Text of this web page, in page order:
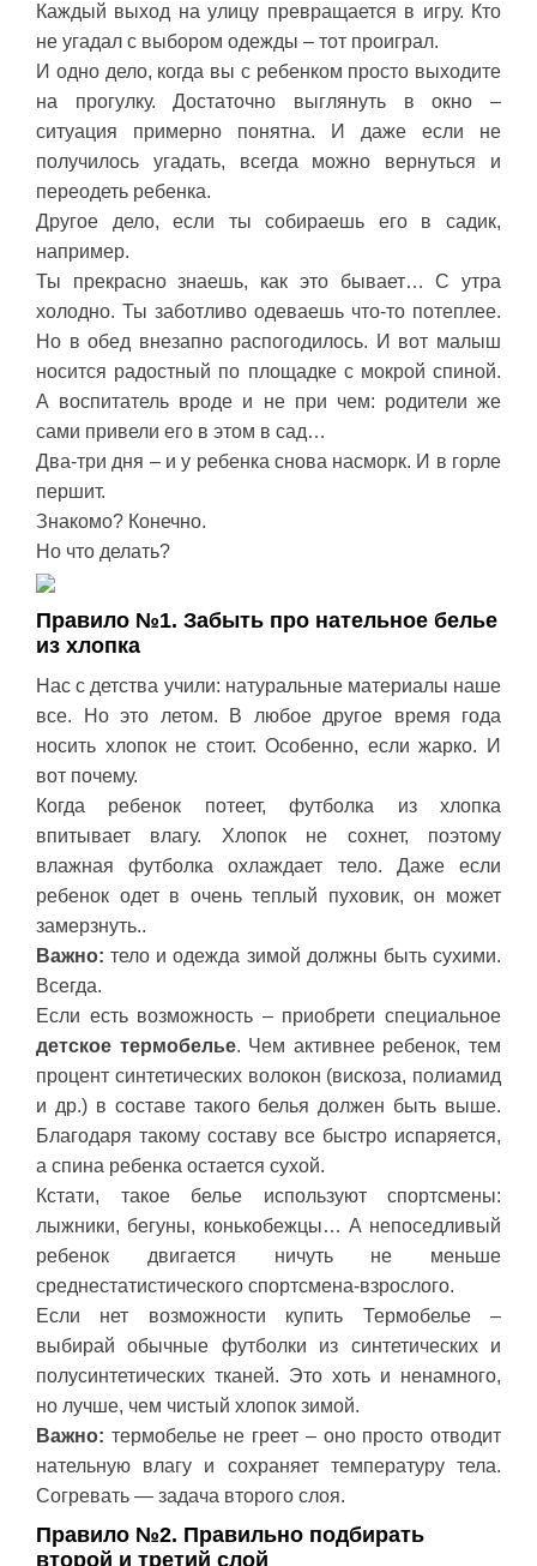
Каждый выход на улицу превращается в игру. Кто
не угадал с выбором одежды – тот проиграл.
И одно дело, когда вы с ребенком просто выходите
на прогулку. Достаточно выглянуть в окно –
ситуация примерно понятна. И даже если не
получилось угадать, всегда можно вернуться и
переодеть ребенка.
Другое дело, если ты собираешь его в садик,
например.
Ты прекрасно знаешь, как это бывает… С утра
холодно. Ты заботливо одеваешь что-то потеплее.
Но в обед внезапно распогодилось. И вот малыш
носится радостный по площадке с мокрой спиной.
А воспитатель вроде и не при чем: родители же
сами привели его в этом в сад…
Два-три дня – и у ребенка снова насморк. И в горле
першит.
Знакомо? Конечно.
Но что делать?
Правило №1. Забыть про нательное белье
из хлопка
Нас с детства учили: натуральные материалы наше
все. Но это летом. В любое другое время года
носить хлопок не стоит. Особенно, если жарко. И
вот почему.
Когда ребенок потеет, футболка из хлопка
впитывает влагу. Хлопок не сохнет, поэтому
влажная футболка охлаждает тело. Даже если
ребенок одет в очень теплый пуховик, он может
замерзнуть..
Важно: тело и одежда зимой должны быть сухими.
Всегда.
Если есть возможность – приобрети специальное
детское термобелье. Чем активнее ребенок, тем
процент синтетических волокон (вискоза, полиамид
и др.) в составе такого белья должен быть выше.
Благодаря такому составу все быстро испаряется,
а спина ребенка остается сухой.
Кстати, такое белье используют спортсмены:
лыжники, бегуны, конькобежцы… А непоседливый
ребенок двигается ничуть не меньше
среднестатистического спортсмена-взрослого.
Если нет возможности купить Термобелье –
выбирай обычные футболки из синтетических и
полусинтетических тканей. Это хоть и ненамного,
но лучше, чем чистый хлопок зимой.
Важно: термобелье не греет – оно просто отводит
нательную влагу и сохраняет температуру тела.
Согревать — задача второго слоя.
Правило №2. Правильно подбирать
второй и третий слой